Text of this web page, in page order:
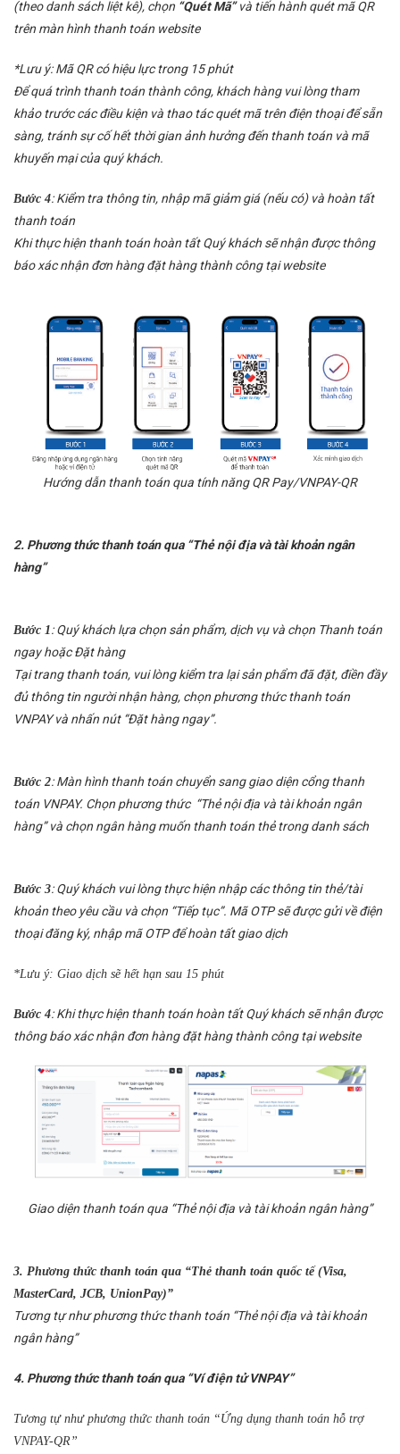
Xin mời Quý khách chọn thông tin cần tìm kiếm
Xin mời Quý khách chọn thông tin cần tìm kiếm
(theo danh sách liệt kê), chọn “Quét Mã”và tiến hành quét mã QR
trên màn hình thanh toán website
*Lưu ý: Mã QR có hiệu lực trong 15 phút
Để quá trình thanh toán thành công, khách hàng vui lòng tham
khảo trước các điều kiện và thao tác quét mã trên điện thoại để sẵn
sàng, tránh sự cố hết thời gian ảnh hưởng đến thanh toán và mã
khuyến mại của quý khách.
Bước 4: Kiểm tra thông tin, nhập mã giảm giá (nếu có) và hoàn tất
thanh toán
Khi thực hiện thanh toán hoàn tất Quý khách sẽ nhận được thông
báo xác nhận đơn hàng đặt hàng thành công tại website
Hướng dẫn thanh toán qua tính năng QR Pay/VNPAY-QR
2. Phương thức thanh toán qua “Thẻ nội địa và tài khoản ngân
hàng”
Bước 1: Quý khách lựa chọn sản phẩm, dịch vụ và chọn Thanh toán
ngay hoặc Đặt hàng
Tại trang thanh toán, vui lòng kiểm tra lại sản phẩm đã đặt, điền đầy
đủ thông tin người nhận hàng, chọn phương thức thanh toán
VNPAY và nhấn nút “Đặt hàng ngay”.
Bước 2: Màn hình thanh toán chuyển sang giao diện cổng thanh
toán VNPAY. Chọn phương thức “Thẻ nội địa và tài khoản ngân
hàng” và chọn ngân hàng muốn thanh toán thẻ trong danh sách
Bước 3: Quý khách vui lòng thực hiện nhập các thông tin thẻ/tài
khoản theo yêu cầu và chọn “Tiếp tục”. Mã OTP sẽ được gửi về điện
thoại đăng ký, nhập mã OTP để hoàn tất giao dịch
*Lưu ý: Giao dịch sẽ hết hạn sau 15 phút
Bước 4: Khi thực hiện thanh toán hoàn tất Quý khách sẽ nhận được
thông báo xác nhận đơn hàng đặt hàng thành công tại website
Giao diện thanh toán qua “Thẻ nội địa và tài khoản ngân hàng”
3. Phương thức thanh toán qua “Thẻ thanh toán quốc tế (Visa,
MasterCard, JCB, UnionPay)”
Tương tự như phương thức thanh toán “Thẻ nội địa và tài khoản
ngân hàng”
4. Phương thức thanh toán qua “Ví điện tử VNPAY”
Tương tự như phương thức thanh toán “Ứng dụng thanh toán hỗ trợ
VNPAY-QR”